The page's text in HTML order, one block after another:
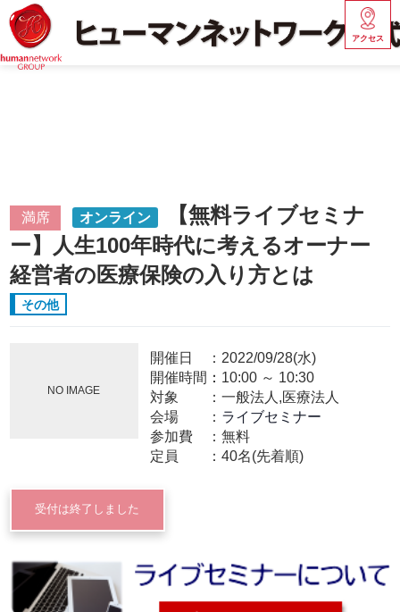
アクセス
満席 オンライン
【無料ライブセミナ
ー】人生100年時代に考えるオーナー
経営者の医療保険の入り方とは
その他
NO IMAGE
開催日
2022/09/28(水)
開催時間： 10:00～ 10:30
対象
一般法人,医療法人
会場
ライブセミナー
参加費
無料
定員
40名(先着順)
受付は終了しました